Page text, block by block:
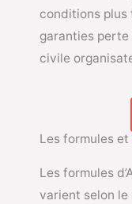
conditions plus
garanties perte
civile
Les formules
Les formules
varient selon